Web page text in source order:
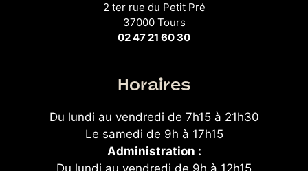
2 ter rue du Petit Pré
37000 Tours
02 47 21 60 30
Horaires
Du lundi au vendredi de 7h15 à 21h30
Le samedi de 9h à 17h15
Administration :